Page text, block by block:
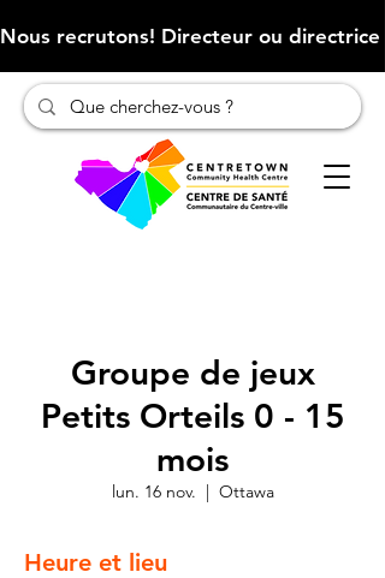
Nous recrutons! Directeur ou
Groupe de jeux
Petits Orteils 0 - 15
mois
lun. 16 nov.
  |
Ottawa
Heure et lieu